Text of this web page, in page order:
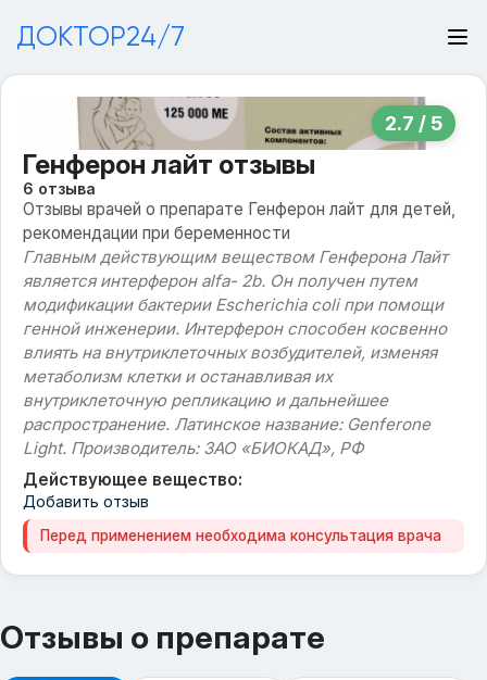
ДОКТОР24/7
2.7 / 5
Генферон лайт отзывы
6 отзыва
Отзывы врачей о препарате Генферон лайт для детей,
рекомендации при беременности
Главным действующим веществом Генферона Лайт
является интерферон alfa- 2b. Он получен путем
модификации бактерии Escherichia coli при помощи
генной инженерии. Интерферон способен косвенно
влиять на внутриклеточных возбудителей, изменяя
метаболизм клетки и останавливая их
внутриклеточную репликацию и дальнейшее
распространение. Латинское название: Genferone
Light. Производитель: ЗАО «БИОКАД», РФ
Действующее вещество:
Добавить отзыв
Перед применением необходима консультация врача
Отзывы о препарате